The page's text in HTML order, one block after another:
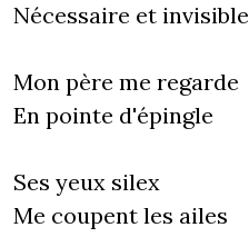
Nécessaire et invisible
Mon père me regarde
En pointe d'épingle
Ses yeux silex
Me coupent les ailes